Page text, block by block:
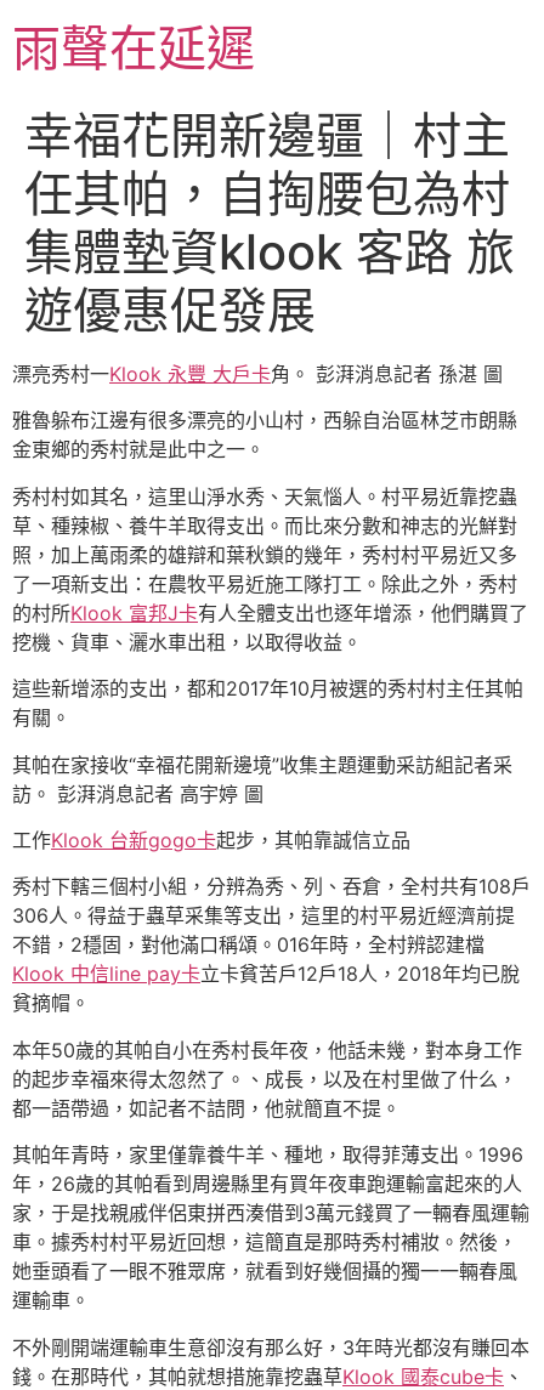
至
主雨聲在延遲
幸福花開新邊疆｜村主
任其帕，自掏腰包為村
集體墊資klook 客路 旅
遊優惠促發展
漂亮秀村一Klook 永豐 大戶卡角。 彭湃消息記者 孫湛 圖
雅魯躲布江邊有很多漂亮的小山村，西躲自治區林芝市朗縣
金東鄉的秀村就是此中之一。
秀村村如其名，這里山淨水秀、天氣惱人。村平易近靠挖蟲
草、種辣椒、養牛羊取得支出。而比來分數和神志的光鮮對
照，加上萬雨柔的雄辯和葉秋鎖的幾年，秀村村平易近又多
了一項新支出：在農牧平易近施工隊打工。除此之外，秀村
的村所Klook 富邦J卡有人全體支出也逐年增添，他們購買了
挖機、貨車、灑水車出租，以取得收益。
這些新增添的支出，都和2017年10月被選的秀村村主任其帕
有關。
其帕在家接收“幸福花開新邊境”收集主題運動采訪組記者采
訪。 彭湃消息記者 高宇婷 圖
工作Klook 台新gogo卡起步，其帕靠誠信立品
秀村下轄三個村小組，分辨為秀、列、吞倉，全村共有108戶
306人。得益于蟲草采集等支出，這里的村平易近經濟前提
不錯，2穩固，對他滿口稱頌。016年時，全村辨認建檔
Klook 中信line pay卡立卡貧苦戶12戶18人，2018年均已脫
貧摘帽。
本年50歲的其帕自小在秀村長年夜，他話未幾，對本身工作
的起步幸福來得太忽然了。、成長，以及在村里做了什么，
都一語帶過，如記者不詰問，他就簡直不提。
其帕年青時，家里僅靠養牛羊、種地，取得菲薄支出。1996
年，26歲的其帕看到周邊縣里有買年夜車跑運輸富起來的人
家，于是找親戚伴侶東拼西湊借到3萬元錢買了一輛春風運輸
車。據秀村村平易近回想，這簡直是那時秀村補妝。然後，
她垂頭看了一眼不雅眾席，就看到好幾個攝的獨一一輛春風
運輸車。
不外剛開端運輸車生意卻沒有那么好，3年時光都沒有賺回本
錢。在那時代，其帕就想措施靠挖蟲草Klook 國泰cube卡 、